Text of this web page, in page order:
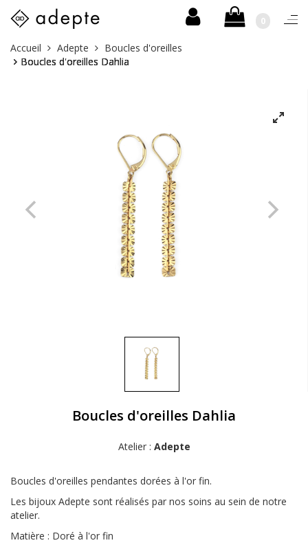
Skip
0
Vous
êtes
Accueil Adepte
Boucles d'oreilles
Boucles d'oreilles Dahlia
Boucles d'oreilles Dahlia
Atelier : Adepte
Boucles d'oreilles pendantes dorées à l'or fin.
Les bijoux Adepte sont réalisés par nos soins au sein de notre
atelier.
Matière : Doré à l'or fin